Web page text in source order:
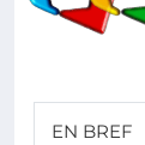
EN BREF